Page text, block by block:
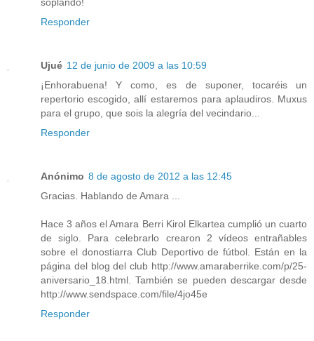
Responder
Ujué 12 de junio de 2009 a las 10:59
¡Enhorabuena! Y como, es de suponer, tocaréis un
repertorio escogido, allí estaremos para aplaudiros. Muxus
para el grupo, que sois la alegría del vecindario...
Responder
Anónimo 8 de agosto de 2012 a las 12:45
Gracias. Hablando de Amara ...
Hace 3 años el Amara Berri Kirol Elkartea cumplió un cuarto
de siglo. Para celebrarlo crearon 2 vídeos entrañables
sobre el donostiarra Club Deportivo de fútbol. Están en la
página del blog del club http://www.amaraberrike.com/p/25-
aniversario_18.html. También se pueden descargar desde
http://www.sendspace.com/file/4jo45e
Responder